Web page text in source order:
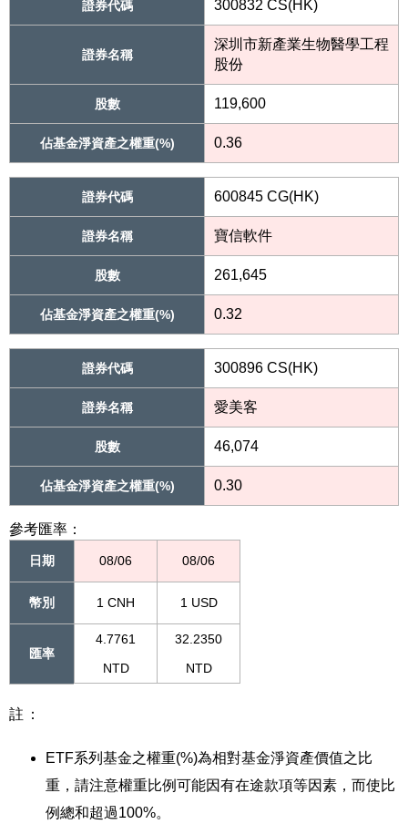
證券代碼 300832 CS(HK)
證券名稱
深圳市新產業生物醫學工程
股份
股數 119,600
佔基金淨資產之權重(%) 0.36
證券代碼 600845 CG(HK)
證券名稱 寶信軟件
股數 261,645
佔基金淨資產之權重(%) 0.32
證券代碼 300896 CS(HK)
證券名稱 愛美客
股數 46,074
佔基金淨資產之權重(%) 0.30
參考匯率：
日期
幣別
匯率
08/06 08/06
1 CNH 1 USD
4.7761
32.2350
NTD
NTD
註：
ETF系列基金之權重(%)為相對基金淨資產價值之比
重，請注意權重比例可能因有在途款項等因素，而使比
例總和超過100%。